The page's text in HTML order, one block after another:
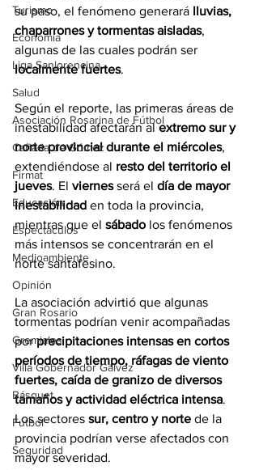
Turismo
Economía
Liga Sanlorencina
Salud
Asociación Rosarina de Fútbol
Cañada de Gómez
Firmat
Educación
Espectáculos
Medioambiente
Opinión
Gran Rosario
Gremiales
Villa Gobernador Gálvez
Básquet
Fútbol
Seguridad
su paso, el fenómeno generará lluvias,
chaparrones y tormentas aisladas,
algunas de las cuales podrán ser
localmente fuertes.
Según el reporte, las primeras áreas de
inestabilidad afectarán al extremo sur y
norte provincial durante el miércoles,
extendiéndose al resto del territorio el
jueves. El viernes será el día de mayor
inestabilidad en toda la provincia,
mientras que el sábado los fenómenos
más intensos se concentrarán en el
norte santafesino.
La asociación advirtió que algunas
tormentas podrían venir acompañadas
por precipitaciones intensas en cortos
períodos de tiempo, ráfagas de viento
fuertes, caída de granizo de diversos
tamaños y actividad eléctrica intensa.
Los sectores sur, centro y norte de la
provincia podrían verse afectados con
mayor severidad.